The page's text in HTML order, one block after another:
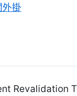
外掛
Revalidation